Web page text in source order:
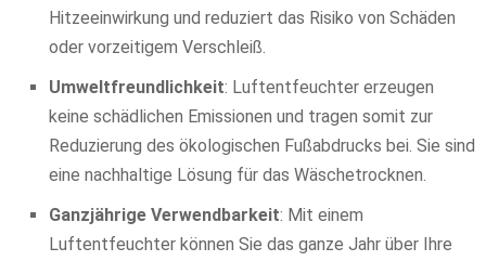
Hitzeeinwirkung und reduziert das Risiko von Schäden
oder vorzeitigem Verschleiß.
Umweltfreundlichkeit: Luftentfeuchter erzeugen
keine schädlichen Emissionen und tragen somit zur
Reduzierung des ökologischen Fußabdrucks bei. Sie sind
eine nachhaltige Lösung für das Wäschetrocknen.
Ganzjährige Verwendbarkeit: Mit einem
Luftentfeuchter können Sie das ganze Jahr über Ihre